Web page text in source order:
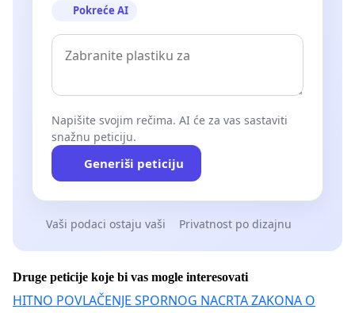
Pokreće AI
Napišite svojim rečima. AI će za vas sastaviti
snažnu peticiju.
Generiši peticiju
Vaši podaci ostaju vaši Privatnost po dizajnu
Druge peticije koje bi vas mogle interesovati
HITNO POVLAČENJE SPORNOG NACRTA ZAKONA O